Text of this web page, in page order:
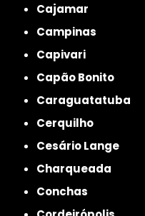
Cajamar
Campinas
Capivari
Capão Bonito
Caraguatatuba
Cerquilho
Cesário Lange
Charqueada
Conchas